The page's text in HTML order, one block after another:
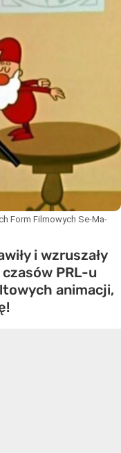
Form Filmowych Se-Ma-
i wzruszały
PRL-u
animacji,